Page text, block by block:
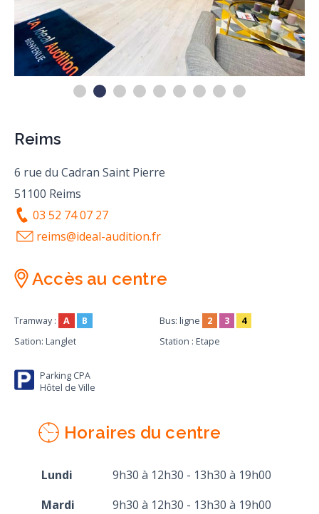
Reims
6 rue du Cadran Saint Pierre
51100 Reims
03 52 74 07 27
reims@ideal-audition.fr
Accès au centre
Tramway : A
B
Sation: Langlet
Parking CPA
Hôtel de Ville
Bus: ligne 2 3
4
Station : Etape
Horaires du centre
Lundi
9h30 à 12h30 - 13h30 à 19h00
Mardi
9h30 à 12h30 - 13h30 à 19h00